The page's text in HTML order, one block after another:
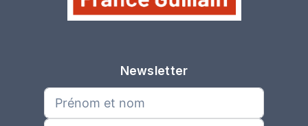
Newsletter